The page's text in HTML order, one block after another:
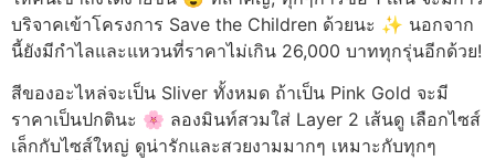
บริจาคเข้าโครงการ Save the Children ด้วยนะ ✨ นอกจาก
นี้ยังมีกำไลและแหวนที่ราคาไม่เกิน 26,000 บาททุกรุ่นอีกด้วย!
สีของอะไหล่จะเป็น Sliver ทั้งหมด ถ้าเป็น Pink Gold จะมี
ราคาเป็นปกตินะ 🌸 ลองมินท์สวมใส่ Layer 2 เส้นดู เลือกไซส์
เล็กกับไซส์ใหญ่ ดูน่ารักและสวยงามมากๆ เหมาะกับทุกๆ